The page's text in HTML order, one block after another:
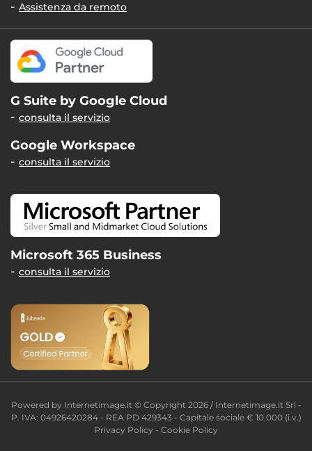
Assistenza da remoto
G Suite by Google Cloud
consulta il servizio
Google Workspace
consulta il servizio
Microsoft 365 Business
consulta il servizio
Powered by Internetimage.it © Copyright 2026 / Internetimage.it Srl -
P. IVA: 04926420284 - REA PD 429343 - Capitale sociale € 10.000 (i.v.)
Privacy Policy - Cookie Policy